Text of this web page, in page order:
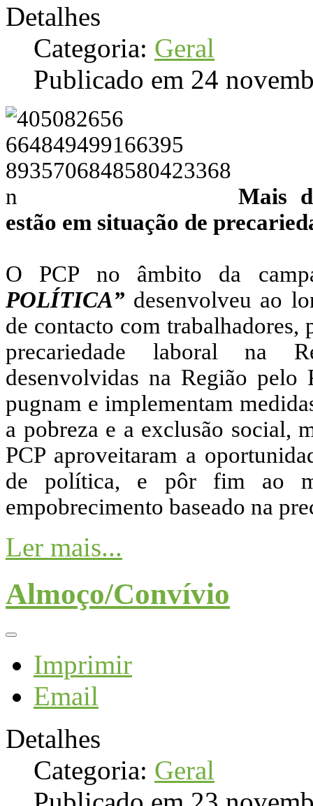
Detalhes
Categoria: Geral
Publicado em 24
Mais
estão em situação de
O PCP no âmbito da
POLÍTICA” desenvolveu ao
de contacto com trabalhadores,
precariedade laboral na
desenvolvidas na Região
pugnam e implementam
a pobreza e a exclusão social,
PCP aproveitaram a
de política, e pôr fim ao
empobrecimento baseado na
Ler mais...
Almoço/Convívio
Imprimir
Email
Detalhes
Categoria: Geral